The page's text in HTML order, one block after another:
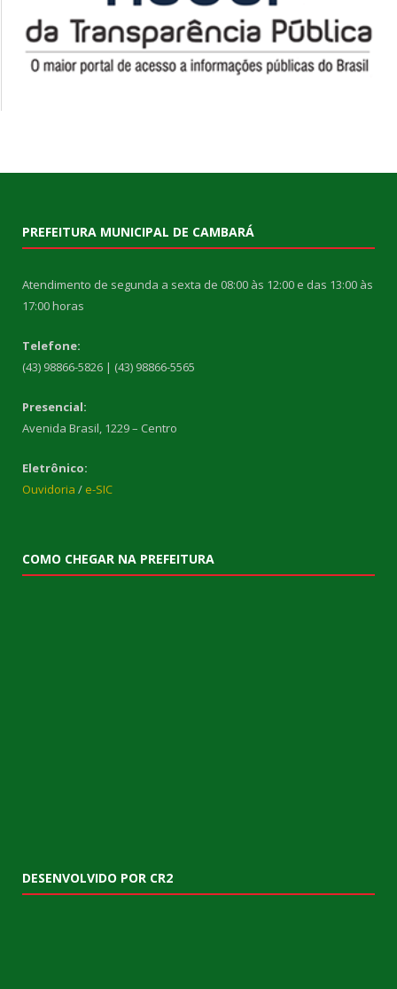
PREFEITURA MUNICIPAL DE CAMBARÁ
Atendimento de segunda a sexta de 08:00 às 12:00 e das 13:00 às
17:00 horas
Telefone:
(43) 98866-5826 | (43) 98866-5565
Presencial:
Avenida Brasil, 1229 – Centro
Eletrônico:
Ouvidoria / e-SIC
COMO CHEGAR NA PREFEITURA
DESENVOLVIDO POR CR2